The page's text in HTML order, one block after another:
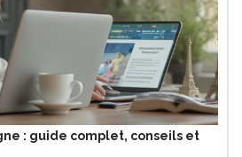
: guide complet, conseils et